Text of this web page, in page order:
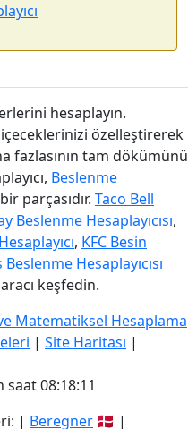
hesaplayın.
özelleştirerek
fazlasının tam dökümünü
Beslenme
parçasıdır. Taco Bell
Beslenme Hesaplayıcısı,
, KFC Besin
Hesaplayıcısı
keşfedin.
Matematiksel Hesaplama
| Site Haritası |
saat 08:18:11
| Beregner 🇩🇰 |